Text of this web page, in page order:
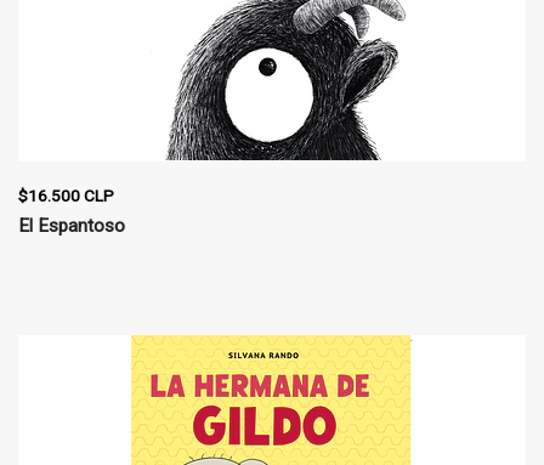
$16.500 CLP
El Espantoso